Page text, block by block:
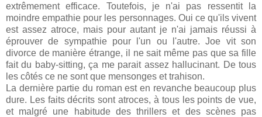
extrêmement efficace. Toutefois, je n'ai pas ressentit la
moindre empathie pour les personnages. Oui ce qu'ils vivent
est assez atroce, mais pour autant je n'ai jamais réussi à
éprouver de sympathie pour l'un ou l'autre. Joe vit son
divorce de manière étrange, il ne sait même pas que sa fille
fait du baby-sitting, ça me parait assez hallucinant. De tous
les côtés ce ne sont que mensonges et trahison.
La dernière partie du roman est en revanche beaucoup plus
dure. Les faits décrits sont atroces, à tous les points de vue,
et malgré une habitude des thrillers et des scènes pas